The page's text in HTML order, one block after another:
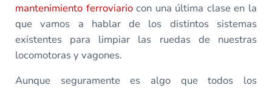
mantenimiento ferroviariocon una última clase en la
que vamos a hablar de los distintos sistemas
existentes para limpiar las ruedas de nuestras
locomotoras y vagones.
Aunque seguramente es algo que todos los